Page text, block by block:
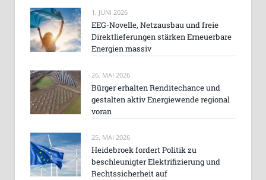
1. JUNI 2026
EEG-Novelle, Netzausbau und freie
Direktlieferungen stärken Erneuerbare
Energien massiv
26. MAI 2026
Bürger erhalten Renditechance und
gestalten aktiv Energiewende regional
voran
25. MAI 2026
Heidebroek fordert Politik zu
beschleunigter Elektrifizierung und
Rechtssicherheit auf